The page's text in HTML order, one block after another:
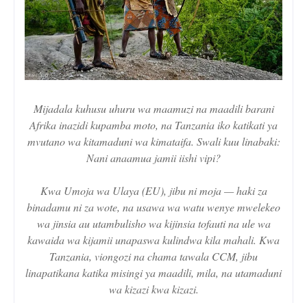
Mijadala kuhusu uhuru wa maamuzi na maadili barani
Afrika inazidi kupamba moto, na Tanzania iko katikati ya
mvutano wa kitamaduni wa kimataifa. Swali kuu linabaki:
Nani anaamua jamii iishi vipi?
Kwa Umoja wa Ulaya (EU), jibu ni moja — haki za
binadamu ni za wote, na usawa wa watu wenye mwelekeo
wa jinsia au utambulisho wa kijinsia tofauti na ule wa
kawaida wa kijamii unapaswa kulindwa kila mahali. Kwa
Tanzania, viongozi na chama tawala CCM, jibu
linapatikana katika misingi ya maadili, mila, na utamaduni
wa kizazi kwa kizazi.